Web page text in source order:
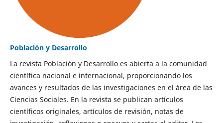
Población y Desarrollo
La revista Población y Desarrollo es abierta a la comunidad
científica nacional e internacional, proporcionando los
avances y resultados de las investigaciones en el área de las
Ciencias Sociales. En la revista se publican artículos
científicos originales, artículos de revisión, notas de